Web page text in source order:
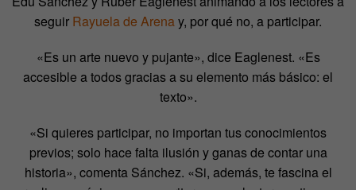
seguir Rayuela de Arenay, por qué no, a participar.
«Es un arte nuevo y pujante», dice Eaglenest. «Es
accesible a todos gracias a su elemento más básico: el
texto».
«Si quieres participar, no importan tus conocimientos
previos; solo hace falta ilusión y ganas de contar una
historia», comenta Sánchez. «Si, además, te fascina el